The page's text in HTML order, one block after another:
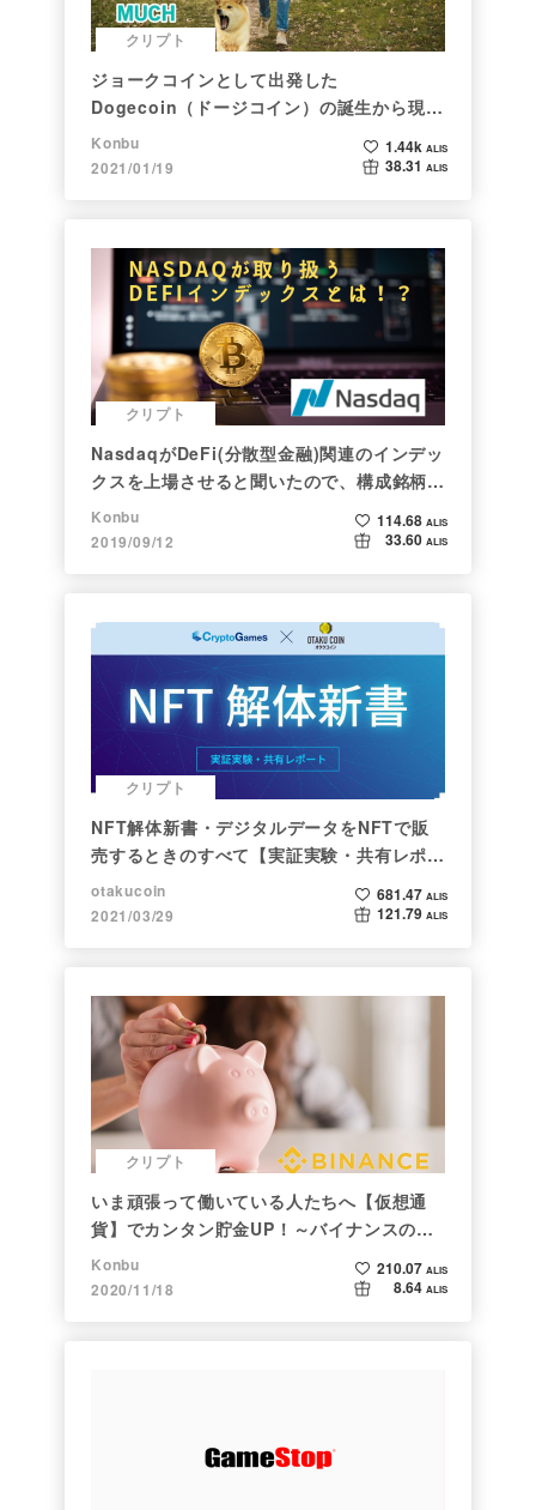
クリプト
ジョークコインとして出発した
Dogecoin（ドージコイン）の誕生から現在
まで。注目される非証券性🐶
Konbu
2021/01/19
1.44k ALIS
38.31 ALIS
クリプト
NasdaqがDeFi(分散型金融)関連のインデッ
クスを上場させると聞いたので、構成銘柄を
調べてみた
Konbu
2019/09/12
114.68 ALIS
33.60 ALIS
クリプト
NFT解体新書・デジタルデータをNFTで販
売するときのすべて【実証実験・共有レポー
ト】
otakucoin
2021/03/29
681.47 ALIS
121.79 ALIS
クリプト
いま頑張って働いている人たちへ【仮想通
貨】でカンタン貯金UP！～バイナンスの使
い方初心者編～
Konbu
2020/11/18
210.07 ALIS
8.64 ALIS